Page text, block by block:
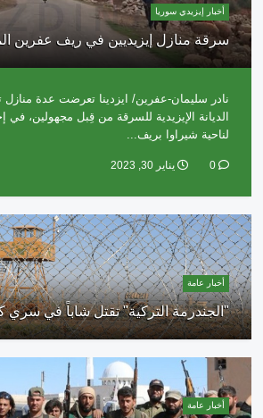
أخبار إيزيدي سوريا
سرقة منازل إيزيديين في ريف عفرين
نادر سليمان-عفرين/ ايزدينا تعرضت عدة منازل
الديانة الإيزيدية للسرقة من قِبل مجهولين، في
لناحية شيراوا بريف...
0 يناير 30, 2023
أخبار عامة
"الجندرمة التركية" تقتل شاباً في سري
أخبار عامة